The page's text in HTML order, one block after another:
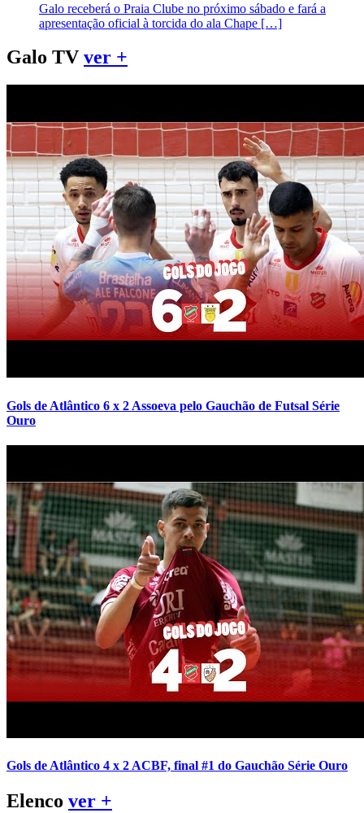
Galo receberá o Praia Clube no próximo sábado e fará a
apresentação oficial à torcida do ala Chape […]
Galo TV ver +
Gols de Atlântico 6 x 2 Assoeva pelo Gauchão de Futsal Série
Ouro
Gols de Atlântico 4 x 2 ACBF, final #1 do Gauchão Série Ouro
Elenco ver +